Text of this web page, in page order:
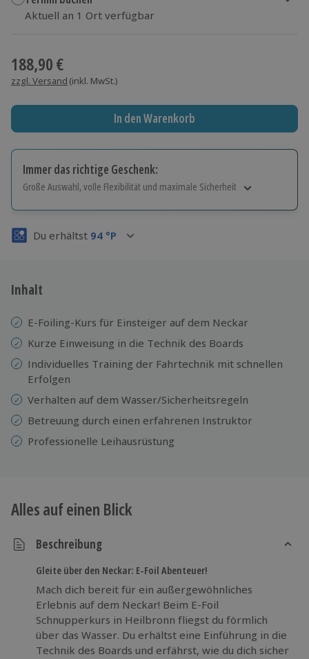
Aktuell an 1 Ort verfügbar
188,90 €
zzgl. Versand (inkl. MwSt.)
In den Warenkorb
Immer das richtige Geschenk:
Große Auswahl, volle Flexibilität und maximale Sicherheit
Volle Flexibilität
3 Jahre gültig & verlängerbar.
Du erhältst 94 °P
Inhalt
E-Foiling-Kurs für Einsteiger auf dem Neckar
Kurze Einweisung in die Technik des Boards
Individuelles Training der Fahrtechnik mit schnellen
Erfolgen
Verhalten auf dem Wasser/Sicherheitsregeln
Betreuung durch einen erfahrenen Instruktor
Professionelle Leihausrüstung
Alles auf einen Blick
Beschreibung
Gleite über den Neckar: E-Foil Abenteuer!
Mach dich bereit für ein außergewöhnliches
Erlebnis auf dem Neckar! Beim E-Foil
Schnupperkurs in Heilbronn fliegst du förmlich
über das Wasser. Du erhältst eine Einführung in die
Technik des Boards und erfährst, wie du dich sicher